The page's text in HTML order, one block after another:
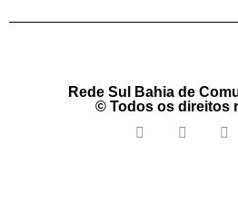
Rede Sul Bahia de
© Todos os direitos